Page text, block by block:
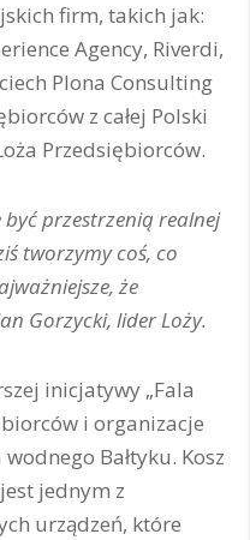
firm, takich jak:
Agency, Riverdi,
Plona Consulting
z całej Polski
Przedsiębiorców.
być przestrzenią realnej
tworzymy coś, co
że
Gorzycki, lider Loży.
inicjatywy „Fala
i organizacje
Bałtyku. Kosz
jednym z
urządzeń, które